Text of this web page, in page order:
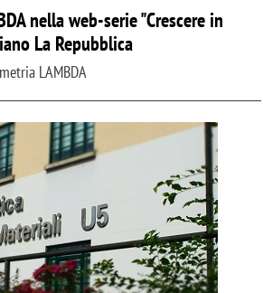
nella web-serie "Crescere in
La Repubblica
LAMBDA